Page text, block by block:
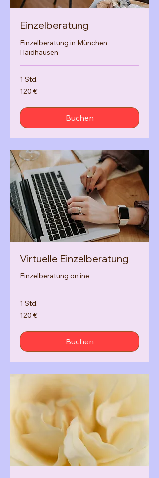
Einzelberatung
Einzelberatung in München
Haidhausen
1 Std.
120
Euro
120 €
Buchen
Virtuelle Einzelberatung
Einzelberatung online
1 Std.
120
Euro
120 €
Buchen